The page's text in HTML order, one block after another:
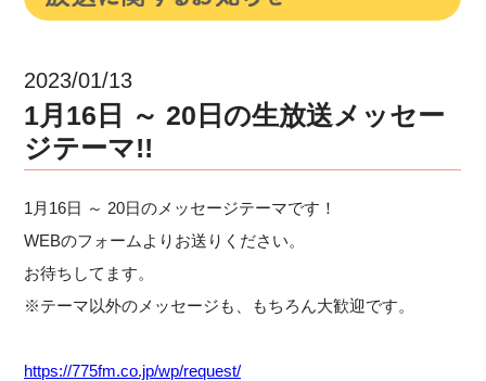
2023/01/13
1月16日 ～ 20日の生放送メッセー
ジテーマ!!
1月16日 ～ 20日のメッセージテーマです！
WEBのフォームよりお送りください。
お待ちしてます。
※テーマ以外のメッセージも、もちろん大歓迎です。
https://775fm.co.jp/wp/request/